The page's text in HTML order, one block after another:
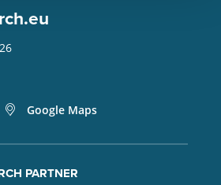
Google Maps
PARTNER